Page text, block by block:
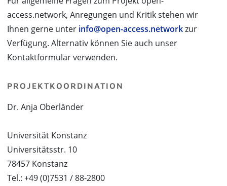
access.network, Anregungen und Kritik stehen wir
Ihnen gerne unter info@open-access.networkzur
Verfügung. Alternativ können Sie auch unser
Kontaktformular verwenden.
PROJEKTKOORDINATION
Dr. Anja Oberländer
Universität Konstanz
Universitätsstr. 10
78457 Konstanz
Tel.: +49 (0)7531 / 88-2800